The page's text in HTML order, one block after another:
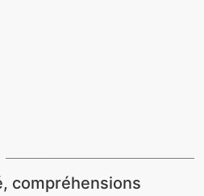
compréhensions